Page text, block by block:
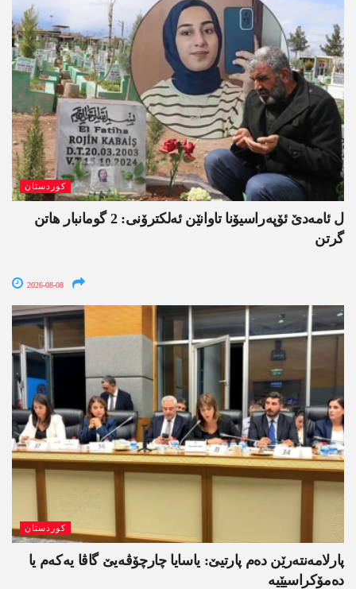
کوردستان
ل ئامەدێ ئۆپەراسیۆنا تاوانێن ئەلکترۆنی: 2 گومانبار ھاتن
گرتن
2026-08-08
کوردستان
پارلامەنتەرێن دەم پارتیێ: یاسایا چارچۆڤەیێ گاڤا یەکەم یا
دەمۆکراسیێیە